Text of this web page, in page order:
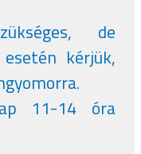
de
kérjük,
11-14 óra